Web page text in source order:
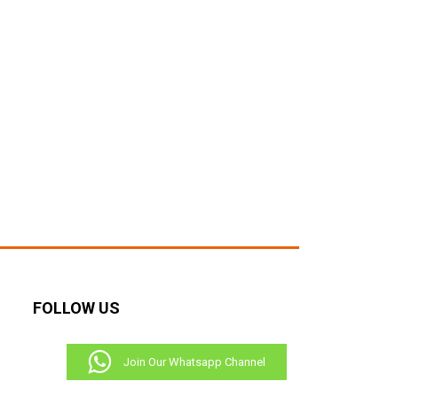
FOLLOW US
Join Our Whatsapp Channel